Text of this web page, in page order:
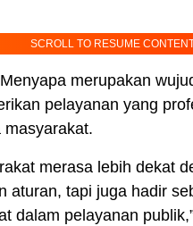
SCROLL TO RESUME
merupakan
pelayanan yang
merasa lebih dekat
aturan, tapi juga hadir
dalam pelayanan